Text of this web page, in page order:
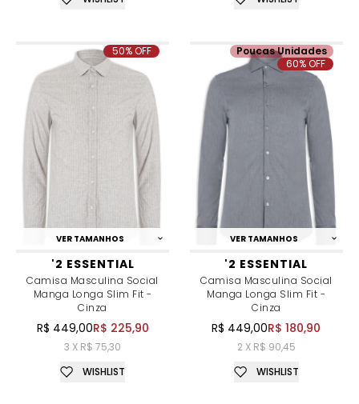
VER TAMANHOS
'2 ESSENTIAL
Camisa Masculina Social
Manga Longa Slim Fit -
Cinza
R$ 449,00R$ 225,90
3 X R$ 75,30
50% OFF
WISHLIST
VER TAMANHOS
'2 ESSENTIAL
Camisa Masculina Social
Manga Longa Slim Fit -
Cinza
R$ 449,00R$ 180,90
2 X R$ 90,45
Poucas Unidades
60% OFF
WISHLIST